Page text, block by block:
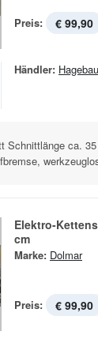
Preis: € 99,90
Händler:
Schnittlänge ca.
Elektro-
cm
Marke: Dolmar
Preis: € 99,90